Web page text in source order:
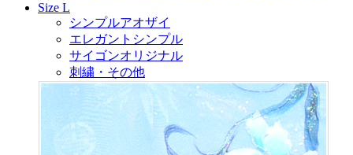
Size L
シンプルアオザイ
エレガントシンプル
サイゴンオリジナル
刺繍・その他